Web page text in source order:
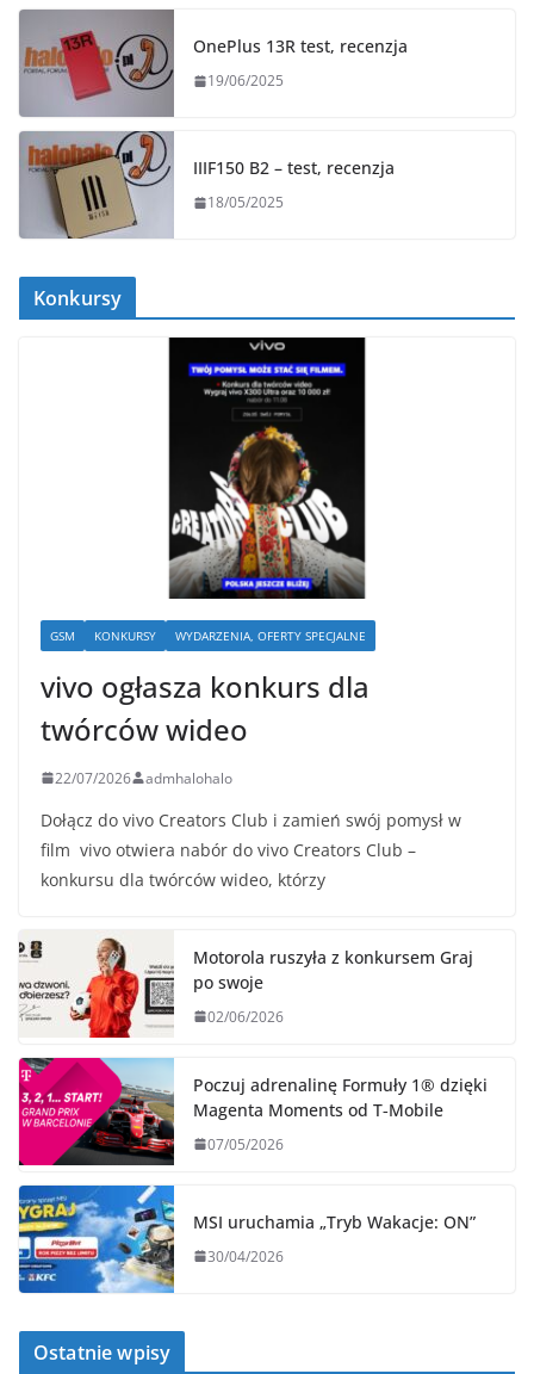
OnePlus 13R test, recenzja
19/06/2025
IIIF150 B2 – test, recenzja
18/05/2025
Konkursy
GSM KONKURSY WYDARZENIA, OFERTY SPECJALNE
vivo ogłasza konkurs dla
twórców wideo
22/07/2026 admhalohalo
Dołącz do vivo Creators Club i zamień swój pomysł w
film vivo otwiera nabór do vivo Creators Club –
konkursu dla twórców wideo, którzy
Motorola ruszyła z konkursem Graj
po swoje
02/06/2026
Poczuj adrenalinę Formuły 1® dzięki
Magenta Moments od T‑Mobile
07/05/2026
MSI uruchamia „Tryb Wakacje: ON”
30/04/2026
Ostatnie wpisy